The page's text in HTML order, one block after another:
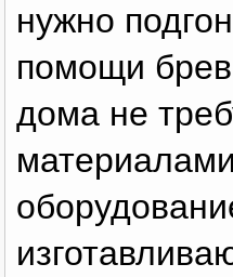
нужно
помощи
дома не